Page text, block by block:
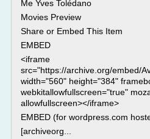
Me Yves Tolédano
Movies Preview
Share or Embed This Item
EMBED
<iframe
src="https://archive.org/embed/
width="560" height="384"
webkitallowfullscreen="true"
allowfullscreen></iframe>
EMBED (for wordpress.com
[archiveorg...